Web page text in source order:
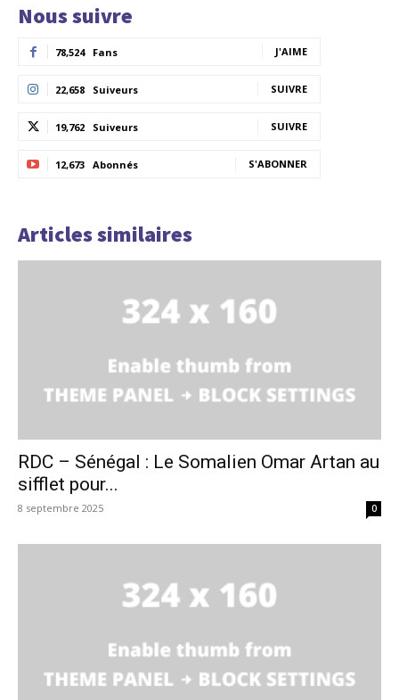
Nous suivre
78,524 Fans J'AIME
22,658 Suiveurs SUIVRE
19,762 Suiveurs SUIVRE
12,673 Abonnés S'ABONNER
Articles similaires
RDC – Sénégal : Le Somalien Omar Artan au
sifflet pour...
8 septembre 2025 0